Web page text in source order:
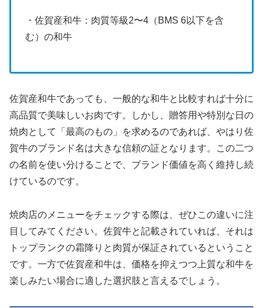
・佐賀産和牛：肉質等級2〜4（BMS 6以下を含
む）の和牛
佐賀産和牛であっても、一般的な和牛と比較すれば十分に
高品質で美味しいお肉です。しかし、贈答用や特別な日の
焼肉として「最高のもの」を求めるのであれば、やはり佐
賀牛のブランド名は大きな信頼の証となります。この二つ
の名前を使い分けることで、ブランド価値を高く維持し続
けているのです。
焼肉店のメニューをチェックする際は、ぜひこの違いに注
目してみてください。佐賀牛と記載されていれば、それは
トップランクの霜降りと肉質が保証されているということ
です。一方で佐賀産和牛は、価格を抑えつつ上質な和牛を
楽しみたい場合に適した選択肢と言えるでしょう。